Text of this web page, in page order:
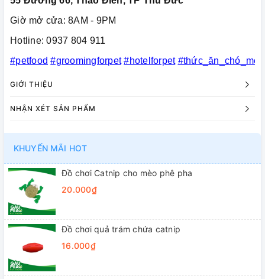
Giờ mở cửa: 8AM - 9PM
Hotline: 0937 804 911
#petfood #groomingforpet #hotelforpet #thức_ăn_chó_mèo
GIỚI THIỆU
NHẬN XÉT SẢN PHẨM
KHUYẾN MÃI HOT
Đồ chơi Catnip cho mèo phê pha
20.000₫
Đồ chơi quả trám chứa catnip
16.000₫